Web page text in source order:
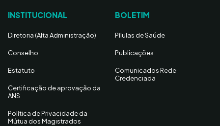
INSTITUCIONAL
Diretoria (Alta Administração)
Conselho
Estatuto
Certificação de aprovação da
ANS
Política de Privacidade da
Mútua dos Magistrados
BOLETIM
Pílulas de Saúde
Publicações
Comunicados Rede
Credenciada